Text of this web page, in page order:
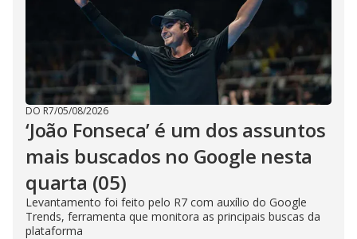
DO R7/05/08/2026
‘João Fonseca’ é um dos assuntos
mais buscados no Google nesta
quarta (05)
Levantamento foi feito pelo R7 com auxílio do Google
Trends, ferramenta que monitora as principais buscas da
plataforma